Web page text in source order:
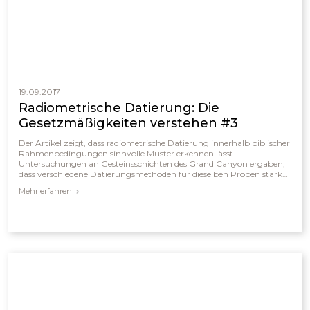
19.09.2017
Radiometrische Datierung: Die
Gesetzmäßigkeiten verstehen #3
Der Artikel zeigt, dass radiometrische Datierung innerhalb biblischer
Rahmenbedingungen sinnvolle Muster erkennen lässt.
Untersuchungen an Gesteinsschichten des Grand Canyon ergaben,
dass verschiedene Datierungsmethoden für dieselben Proben stark
deuten darauf hin, dass sich Zerfallsraten in der Vergangenheit
Schichten seit der Schöpfung und der Sintflut besser zu verstehen.
Mehr erfahren